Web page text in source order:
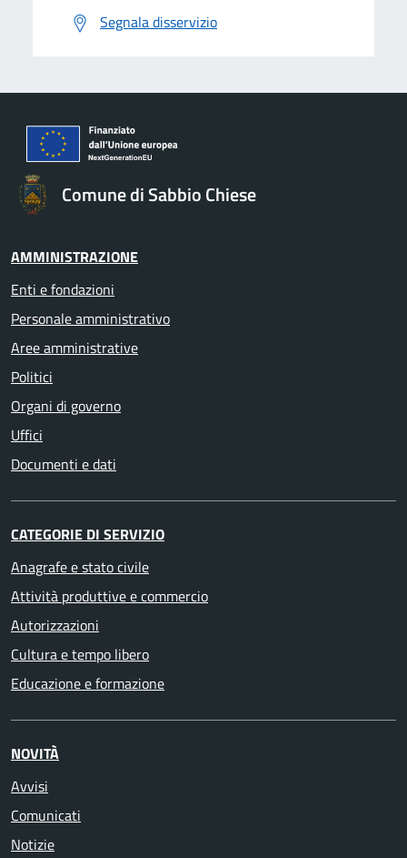
Segnala disservizio
Comune di Sabbio Chiese
AMMINISTRAZIONE
Enti e fondazioni
Personale amministrativo
Aree amministrative
Politici
Organi di governo
Uffici
Documenti e dati
CATEGORIE DI SERVIZIO
Anagrafe e stato civile
Attività produttive e commercio
Autorizzazioni
Cultura e tempo libero
Educazione e formazione
NOVITÀ
Avvisi
Comunicati
Notizie